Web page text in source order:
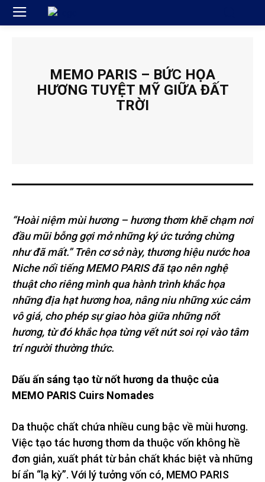
MEMO PARIS – BỨC HỌA
HƯƠNG TUYỆT MỸ GIỮA ĐẤT
TRỜI
“Hoài niệm mùi hương – hương thơm khẽ chạm nơi
đầu mũi bỗng gợi mở những ký ức tưởng chừng
như đã mất.” Trên cơ sở này, thương hiệu nước hoa
Niche nổi tiếng MEMO PARIS đã tạo nên nghệ
thuật cho riêng mình qua hành trình khắc họa
những địa hạt hương hoa, nâng niu những xúc cảm
vô giá, cho phépsự giao hòa giữa những nốt
hương, từ đó khắc họa từng vết nứt soi rọi vào tâm
trí người thường thức.
Dấu ấn sáng tạo từ nốt hương da thuộc của
MEMO PARIS Cuirs Nomades
Da thuộc chất chứa nhiều cung bậc về mùi hương.
Việc tạo tác hương thơm da thuộc vốn không hề
đơn giản, xuất phát từ bản chất khác biệt và những
bí ẩn “lạ kỳ”. Với lý tưởng vốn có, MEMO PARIS